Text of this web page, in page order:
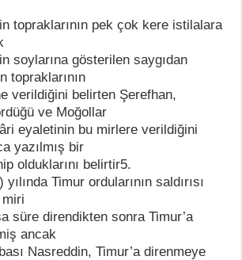
topraklarının pek çok kere istilalara
soylarına gösterilen saygıdan
topraklarının
verildiğini belirten Şerefhan,
ve Moğollar
eyaletinin bu mirlere verildiğini
yazılmış bir
olduklarını belirtir5.
Timur ordularının saldırısı
süre direndikten sonra Timur’a
ancak
Nasreddin, Timur’a direnmeye